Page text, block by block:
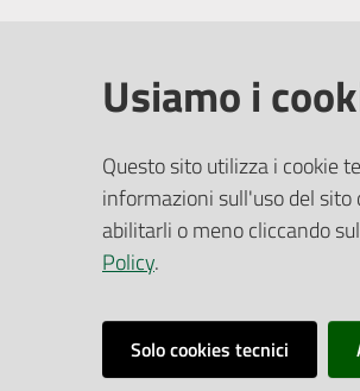
Via De Gasperi, 8 - 48121
CF/P.IVA:02483810392
PEC:
Usiamo i
Questo sito utilizza i cookie
informazioni sull'uso del
abilitarli o meno cliccando
Policy.
Solo cookies tecnici